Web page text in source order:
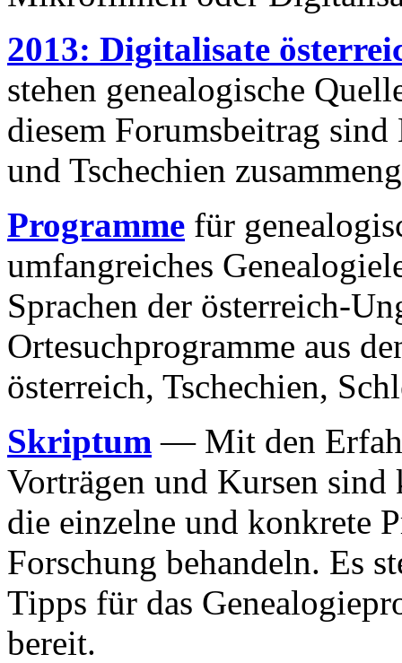
2013: Digitalisate
stehen genealogische
diesem Forumsbeitrag
und Tschechien
Programme für
umfangreiches
Sprachen der österreich-
Ortesuchprogramme aus
österreich, Tschechien,
Skriptum — Mit den
Vorträgen und Kursen sind
die einzelne und konkrete
Forschung behandeln. Es
Tipps für das
bereit.